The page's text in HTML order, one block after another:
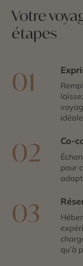
Votre
étapes
01
02 Co-
pour
03
qu’à